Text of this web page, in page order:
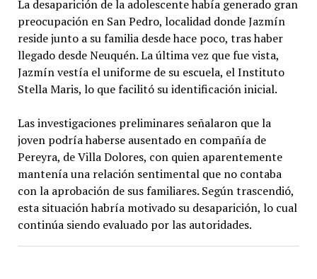
La desaparición de la adolescente había generado gran
preocupación en San Pedro, localidad donde Jazmín
reside junto a su familia desde hace poco, tras haber
llegado desde Neuquén. La última vez que fue vista,
Jazmín vestía el uniforme de su escuela, el Instituto
Stella Maris, lo que facilitó su identificación inicial.
Las investigaciones preliminares señalaron que la
joven podría haberse ausentado en compañía de
Pereyra, de Villa Dolores, con quien aparentemente
mantenía una relación sentimental que no contaba
con la aprobación de sus familiares. Según trascendió,
esta situación habría motivado su desaparición, lo cual
continúa siendo evaluado por las autoridades.